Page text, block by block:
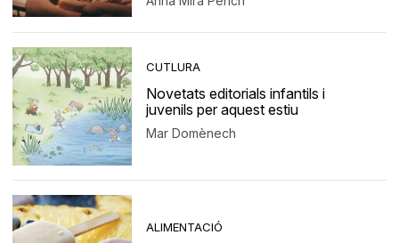
CUTLURA
Novetats editorials infantils i
juvenils per aquest estiu
Mar Domènech
ALIMENTACIÓ